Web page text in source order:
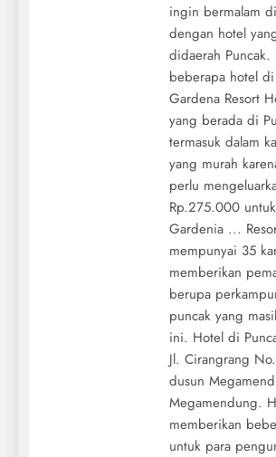
ingin bermalam
dengan hotel
didaerah
beberapa hotel di
Gardena Resort
yang berada di
termasuk dalam
yang murah
perlu
Rp.275.000
Gardenia ...
mempunyai 35
memberikan
berupa
puncak yang
ini. Hotel di
Jl. Cirangrang
dusun
Megamendung.
memberikan
untuk para